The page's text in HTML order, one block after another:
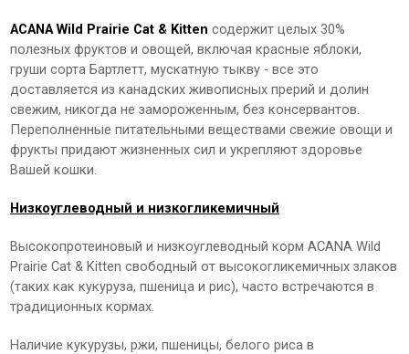
ACANA Wild Prairie Сat & Kitten содержит целых 30%
полезных фруктов и овощей, включая красные яблоки,
груши сорта Бартлетт, мускатную тыкву - все это
доставляется из канадских живописных прерий и долин
свежим, никогда не замороженным, без консервантов.
Переполненные питательными веществами свежие овощи и
фрукты придают жизненных сил и укрепляют здоровье
Вашей кошки.
Низкоуглеводный и низкогликемичный
Высокопротеиновый и низкоуглеводный корм ACANA Wild
Prairie Сat & Kitten свободный от высокогликемичных злаков
(таких как кукуруза, пшеница и рис), часто встречаются в
традиционных кормах.
Наличие кукурузы, ржи, пшеницы, белого риса в